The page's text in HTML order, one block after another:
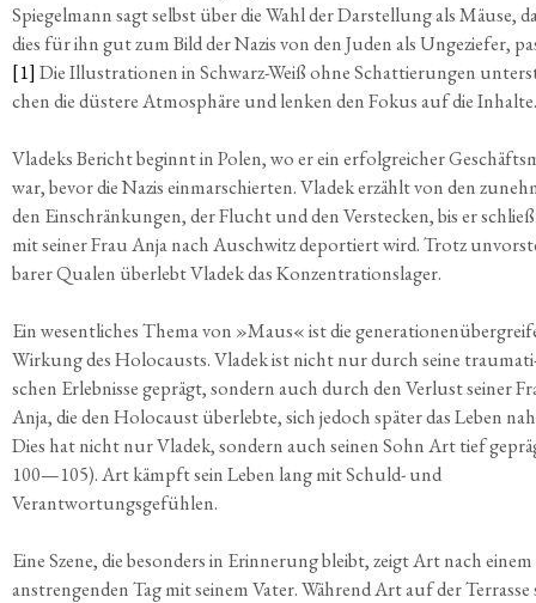
Spie­gel­mann sagt selbst über die Wahl der Dar­stel­lung als Mäu­se,
dies für ihn gut zum Bild der Nazis von den Juden als Unge­zie­fer,
[1] Die Illus­tra­tio­nen in Schwarz-Weiß ohne Schat­tie­run­gen
chen die düs­te­re Atmo­sphä­re und len­ken den Fokus auf die Inhalte.
Vla­deks Bericht beginnt in Polen, wo er ein erfolg­rei­cher
war, bevor die Nazis ein­mar­schier­ten. Vla­dek erzählt von den
den Ein­schrän­kun­gen, der Flucht und den Ver­ste­cken, bis er
mit sei­ner Frau Anja nach Ausch­witz depor­tiert wird. Trotz
ba­rer Qua­len über­lebt Vla­dek das Konzentrationslager.
Ein wesent­li­ches The­ma von »Maus« ist die
Wir­kung des Holo­causts. Vla­dek ist nicht nur durch sei­ne
schen Erleb­nis­se geprägt, son­dern auch durch den Ver­lust sei­ner
Anja, die den Holo­caust über­leb­te, sich jedoch spä­ter das Leben
Dies hat nicht nur Vla­dek, son­dern auch sei­nen Sohn Art tief
100—105). Art kämpft sein Leben lang mit Schuld- und
Verantwortungsgefühlen.
Eine Sze­ne, die beson­ders in Erin­ne­rung bleibt, zeigt Art nach einem
anstren­gen­den Tag mit sei­nem Vater. Wäh­rend Art auf der Ter­ras­se